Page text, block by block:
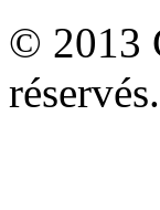
© 2013
réservés.